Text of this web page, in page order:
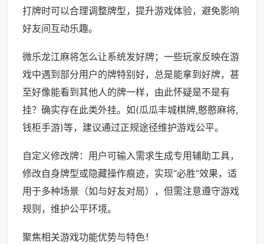
打牌时可以合理调整牌型，提升游戏体验，避免影响
好友间互动乐趣。
微乐龙江麻将怎么让系统发好牌；一些玩家反映在游
戏中遇到部分用户的牌特别好，总是能拿到好牌，甚
至好像能看到其他人的牌一样，由此怀疑是不是有
挂？确实存在此类外挂。如(瓜瓜丰城棋牌,憨憨麻将,
钱柜手游)等，建议通过正规途径维护游戏公平。
自定义修改牌：用户可输入需求生成专用辅助工具，
修改自身牌型或隐藏操作痕迹，实现“必胜”效果，适
用于多种场景（如与好友对局），但需注意遵守游戏
规则，维护公平环境。
聚焦相关游戏功能优势与特色！